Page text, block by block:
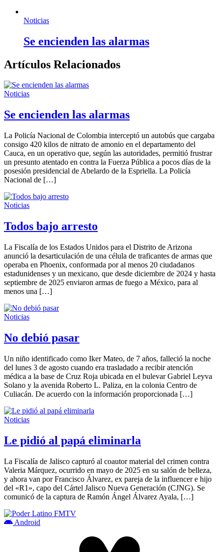
Noticias
Se encienden las alarmas
Artículos Relacionados
Noticias
Se encienden las alarmas
La Policía Nacional de Colombia interceptó un autobús que cargaba
consigo 420 kilos de nitrato de amonio en el departamento del
Cauca, en un operativo que, según las autoridades, permitió frustrar
un presunto atentado en contra la Fuerza Pública a pocos días de la
posesión presidencial de Abelardo de la Espriella. La Policía
Nacional de […]
Noticias
Todos bajo arresto
La Fiscalía de los Estados Unidos para el Distrito de Arizona
anunció la desarticulación de una célula de traficantes de armas que
operaba en Phoenix, conformada por al menos 20 ciudadanos
estadunidenses y un mexicano, que desde diciembre de 2024 y hasta
septiembre de 2025 enviaron armas de fuego a México, para al
menos una […]
Noticias
No debió pasar
Un niño identificado como Iker Mateo, de 7 años, falleció la noche
del lunes 3 de agosto cuando era trasladado a recibir atención
médica a la base de Cruz Roja ubicada en el bulevar Gabriel Leyva
Solano y la avenida Roberto L. Paliza, en la colonia Centro de
Culiacán. De acuerdo con la información proporcionada […]
Noticias
Le pidió al papá eliminarla
La Fiscalía de Jalisco capturó al coautor material del crimen contra
Valeria Márquez, ocurrido en mayo de 2025 en su salón de belleza,
y ahora van por Francisco Álvarez, ex pareja de la influencer e hijo
del «R1», capo del Cártel Jalisco Nueva Generación (CJNG). Se
comunicó de la captura de Ramón Ángel Álvarez Ayala, […]
Android